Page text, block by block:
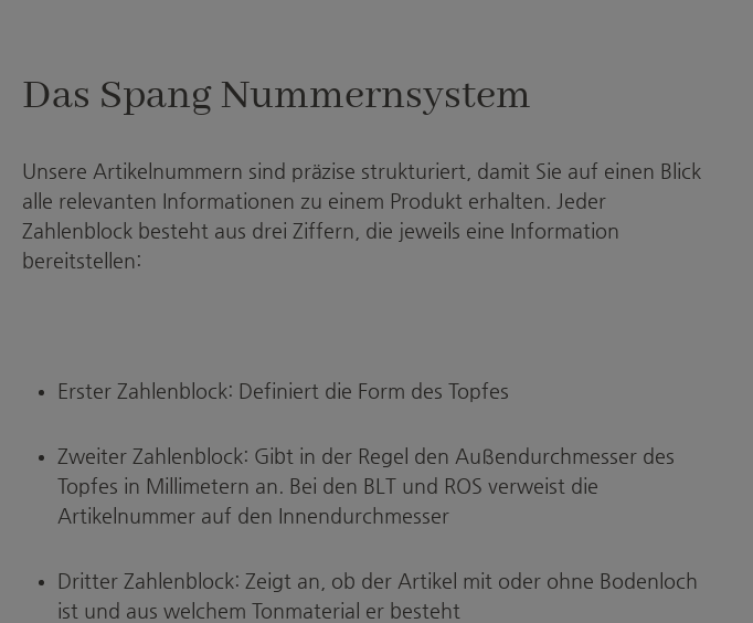
Das Spang Nummernsystem
Unsere Artikelnummern sind präzise strukturiert, damit Sie auf einen Blick
alle relevanten Informationen zu einem Produkt erhalten. Jeder
Zahlenblock besteht aus drei Ziffern, die jeweils eine Information
bereitstellen:
Erster Zahlenblock: Definiert die Form des Topfes
Zweiter Zahlenblock: Gibt in der Regel den Außendurchmesser des
Topfes in Millimetern an. Bei den BLT und ROS verweist die
Artikelnummer auf den Innendurchmesser
Dritter Zahlenblock: Zeigt an, ob der Artikel mit oder ohne Bodenloch
ist und aus welchem Tonmaterial er besteht